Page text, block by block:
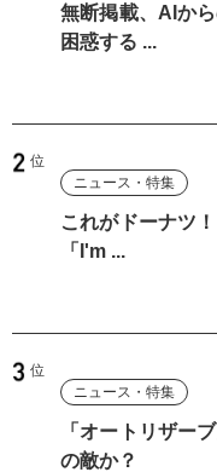
無断掲載、AIか
困惑する ...
ニュース・特集
これがドーナツ
「I'm ...
ニュース・特集
「オートリザー
の敵か？